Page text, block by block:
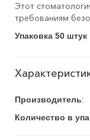
Этот
требованиям
Упаковка 50 штук
Производитель:
Количество в